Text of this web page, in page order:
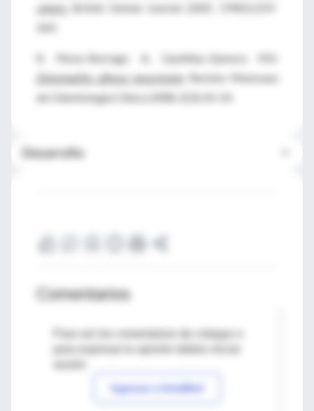
ulcers.
British Dental Journal 2005; 199(5):259-
264.
8. Pérez-Borrego A, Guntiñas-Zamora MV.
Estomatitis aftosa recurrente. Revista Mexicana
de Odontología Clínica 2008; 2(3):10-14.
Desarrollo
Comentarios
Para ver los comentarios de colegas o
Ingresar a IntraMed